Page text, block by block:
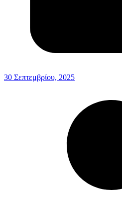
30 Σεπτεμβρίου, 2025